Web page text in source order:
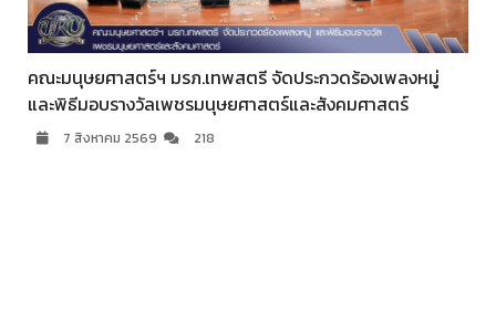
คณะมนุษยศาสตร์ฯ มรภ.เทพสตรี จัดประกวดร้องเพลงหมู่
และพิธีมอบรางวัลเพชรมนุษยศาสตร์และสังคมศาสตร์
7 สิงหาคม 2569 218